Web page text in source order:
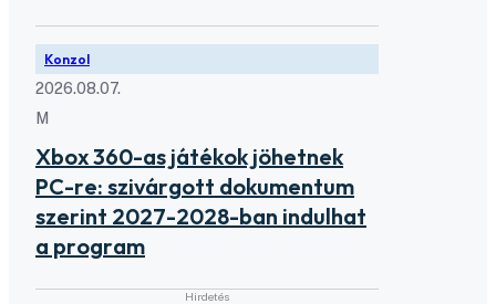
Konzol
2026.08.07.
M
Xbox 360-as játékok jöhetnek
PC-re: szivárgott dokumentum
szerint 2027-2028-ban indulhat
a program